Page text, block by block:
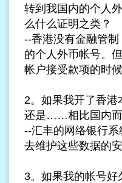
转到我国内的个人
么什么证明之类？
--香港没有金融管
的个人外币帐号。
帐户接受款项的时
2。如果我开了香港
还是……相比国内而
--汇丰的网络银行
去维护这些数据的安
3。如果我的帐号好